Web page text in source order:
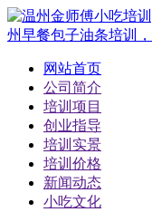
网站首页
公司简介
培训项目
创业指导
培训实景
培训价格
新闻动态
小吃文化